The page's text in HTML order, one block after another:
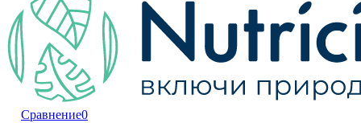
Сравнение0